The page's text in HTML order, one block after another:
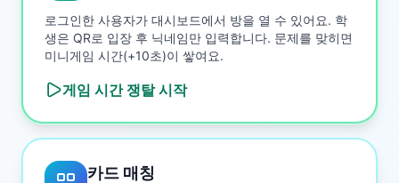
로그인한 사용자가 대시보드에서 방을 열 수 있어요. 학
생은 QR로 입장 후 닉네임만 입력합니다. 문제를 맞히면
미니게임 시간(+10초)이 쌓여요.
게임 시간 쟁탈시작
카드 매칭